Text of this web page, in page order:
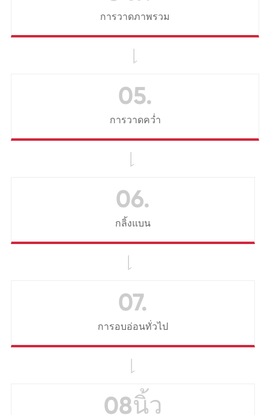
การวาดภาพรวม

05.
การวาดคว่ำ

06.
กลิ้งแบน

07.
การอบอ่อนทั่วไป

08นิ้ว